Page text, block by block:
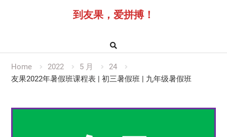
到友果，爱拼搏！
Home 2022 5 月
24
友果2022年暑假班课程表 | 初三暑假班 | 九年级暑假班